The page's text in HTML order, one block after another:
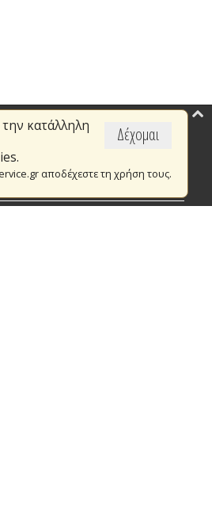
Δέχομαι
την κατάλληλη
αποδέχεστε τη χρήση τους.